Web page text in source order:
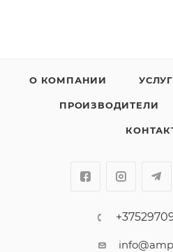
О КОМПАНИИ
ПРОИЗВОДИТЕЛИ